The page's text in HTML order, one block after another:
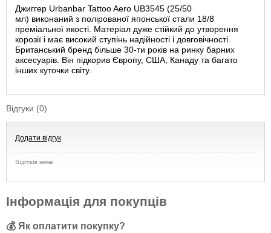
Джиггер Urbanbar Tattoo Aero UB3545 (25/50
мл) виконаний з полірованої японської стали 18/8
преміальної якості. Матеріал дуже стійкий до утворення
корозії і має високий ступінь надійності і довговічності.
Британський бренд більше 30-ти років на ринку барних
аксесуарів. Він підкорив Європу, США, Канаду та багато
інших куточки світу.
Відгуки (0)
Додати відгук
Відгуків немає
Інформація для покупців
💰 Як оплатити покупку?